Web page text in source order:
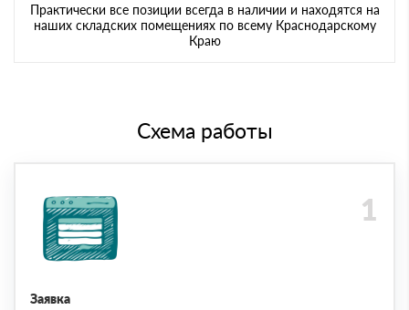
Практически все позиции всегда в наличии и находятся на
наших складских помещениях по всему Краснодарскому
Краю
Схема работы
Заявка